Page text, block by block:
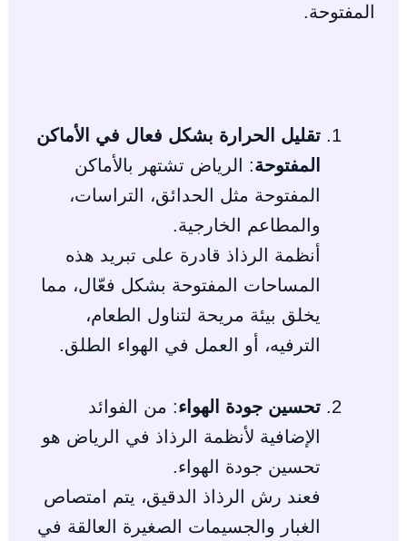
المفتوحة.
تقليل الحرارة بشكل فعال في الأماكن
المفتوحة: الرياض تشتهر بالأماكن
المفتوحة مثل الحدائق، التراسات،
والمطاعم الخارجية.
أنظمة الرذاذ قادرة على تبريد هذه
المساحات المفتوحة بشكل فعّال، مما
يخلق بيئة مريحة لتناول الطعام،
الترفيه، أو العمل في الهواء الطلق.
تحسين جودة الهواء: من الفوائد
الإضافية لأنظمة الرذاذ في الرياض هو
تحسين جودة الهواء.
فعند رش الرذاذ الدقيق، يتم امتصاص
الغبار والجسيمات الصغيرة العالقة في